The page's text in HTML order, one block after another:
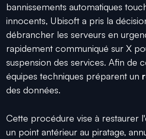
bannissements automatiques
innocents, Ubisoft a pris la
débrancher les serveurs en
rapidement communiqué sur X
suspension des services. Afin de
équipes techniques préparent un
des données.
Cette procédure vise à restaurer
un point antérieur au piratage,